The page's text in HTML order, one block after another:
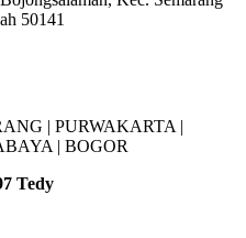
50141
| PURWAKARTA |
| BOGOR
Tedy